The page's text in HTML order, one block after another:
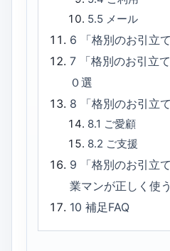
5.5 メール
6
「格別のお引立
7
「格別のお引立
０選
8
「格別のお引立
8.1 ご愛顧
8.2 ご支援
9
「格別のお引立
業マンが正しく使
10補足FAQ